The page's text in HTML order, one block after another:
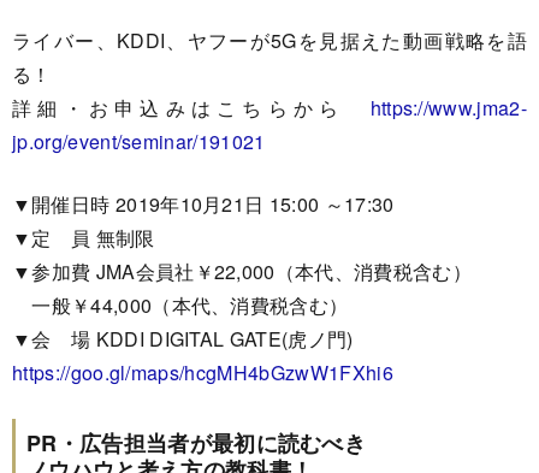
ライバー、KDDI、ヤフーが5Gを見据えた動画戦略を語
る！
詳細・お申込みはこちらから https://www.jma2-
jp.org/event/seminar/191021
▼開催日時 2019年10月21日 15:00 ～17:30
▼定 員 無制限
▼参加費 JMA会員社￥22,000（本代、消費税含む）
一般￥44,000（本代、消費税含む）
▼会 場 KDDI DIGITAL GATE(虎ノ門)
https://goo.gl/maps/hcgMH4bGzwW1FXhi6
PR・広告担当者が最初に読むべき